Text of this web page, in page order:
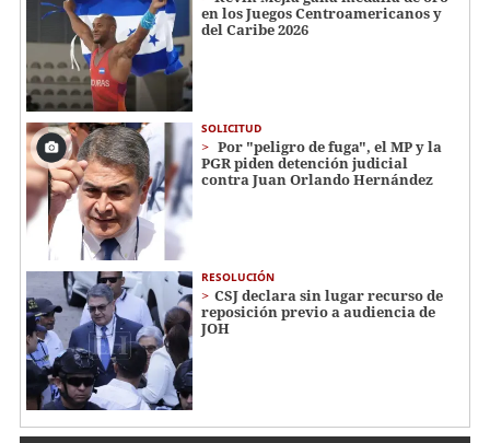
en los Juegos Centroamericanos y
del Caribe 2026
SOLICITUD
Por "peligro de fuga", el MP y la
PGR piden detención judicial
contra Juan Orlando Hernández
RESOLUCIÓN
CSJ declara sin lugar recurso de
reposición previo a audiencia de
JOH